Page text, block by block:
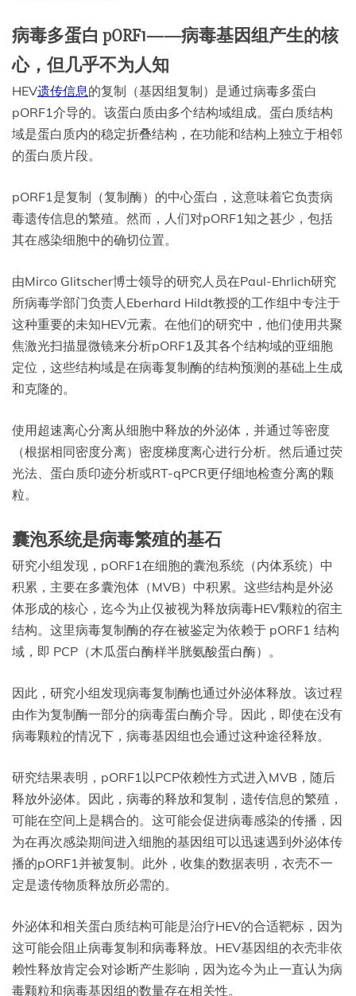
病毒多蛋白 pORF1——病毒基因组产生的核
心，但几乎不为人知
HEV遗传信息的复制（基因组复制）是通过病毒多蛋白
pORF1介导的。该蛋白质由多个结构域组成。蛋白质结构
域是蛋白质内的稳定折叠结构，在功能和结构上独立于相邻
的蛋白质片段。
pORF1是复制（复制酶）的中心蛋白，这意味着它负责病
毒遗传信息的繁殖。然而，人们对pORF1知之甚少，包括
其在感染细胞中的确切位置。
由Mirco Glitscher博士领导的研究人员在Paul-Ehrlich研究
所病毒学部门负责人Eberhard Hildt教授的工作组中专注于
这种重要的未知HEV元素。在他们的研究中，他们使用共聚
焦激光扫描显微镜来分析pORF1及其各个结构域的亚细胞
定位，这些结构域是在病毒复制酶的结构预测的基础上生成
和克隆的。
使用超速离心分离从细胞中释放的外泌体，并通过等密度
（根据相同密度分离）密度梯度离心进行分析。然后通过荧
光法、蛋白质印迹分析或RT-qPCR更仔细地检查分离的颗
粒。
囊泡系统是病毒繁殖的基石
研究小组发现，pORF1在细胞的囊泡系统（内体系统）中
积累，主要在多囊泡体（MVB）中积累。这些结构是外泌
体形成的核心，迄今为止仅被视为释放病毒HEV颗粒的宿主
结构。这里病毒复制酶的存在被鉴定为依赖于 pORF1 结构
域，即 PCP（木瓜蛋白酶样半胱氨酸蛋白酶）。
因此，研究小组发现病毒复制酶也通过外泌体释放。该过程
由作为复制酶一部分的病毒蛋白酶介导。因此，即使在没有
病毒颗粒的情况下，病毒基因组也会通过这种途径释放。
研究结果表明，pORF1以PCP依赖性方式进入MVB，随后
释放外泌体。因此，病毒的释放和复制，遗传信息的繁殖，
可能在空间上是耦合的。这可能会促进病毒感染的传播，因
为在再次感染期间进入细胞的基因组可以迅速遇到外泌体传
播的pORF1并被复制。此外，收集的数据表明，衣壳不一
定是遗传物质释放所必需的。
外泌体和相关蛋白质结构可能是治疗HEV的合适靶标，因为
这可能会阻止病毒复制和病毒释放。HEV基因组的衣壳非依
赖性释放肯定会对诊断产生影响，因为迄今为止一直认为病
毒颗粒和病毒基因组的数量存在相关性。